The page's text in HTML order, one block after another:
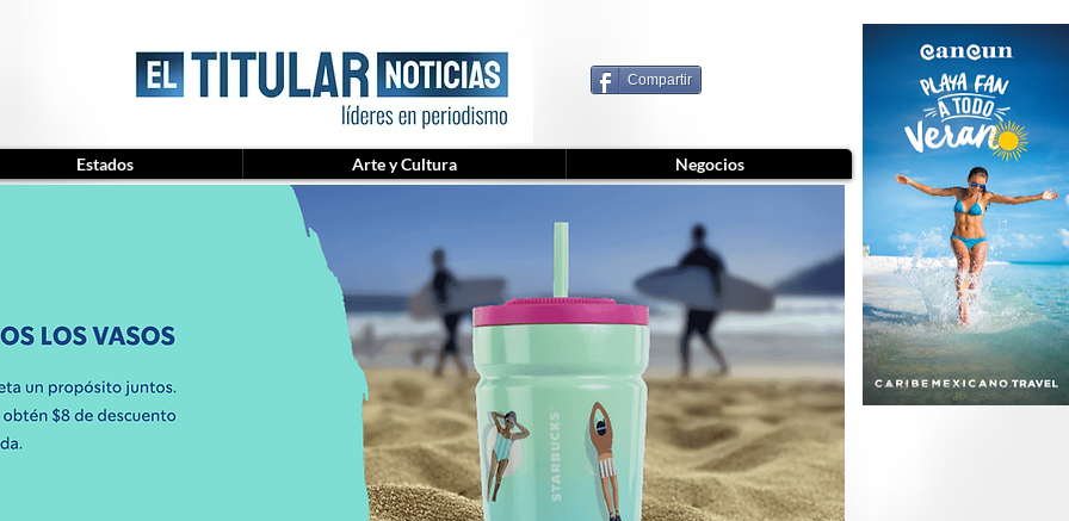
Compartir
Estados Arte y Cultura Negocios